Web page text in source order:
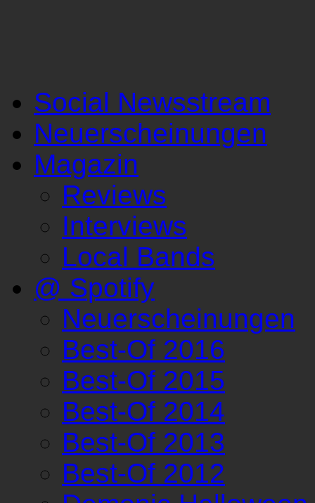
Social Newsstream
Neuerscheinungen
Magazin
Reviews
Interviews
Local Bands
@ Spotify
Neuerscheinungen
Best-Of 2016
Best-Of 2015
Best-Of 2014
Best-Of 2013
Best-Of 2012